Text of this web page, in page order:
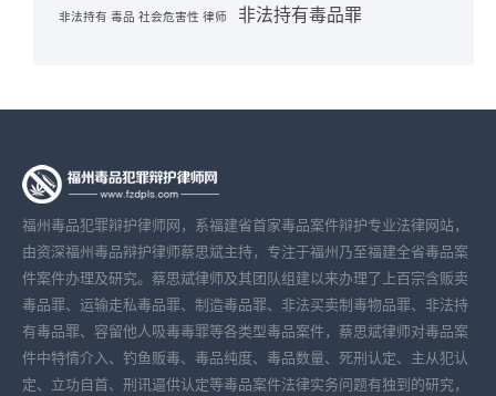
非法持有 毒品 社会危害性 律师 非法持有毒品罪
福州毒品犯罪辩护律师网，系福建省首家毒品案件辩护专业法律网站，
由资深福州毒品辩护律师蔡思斌主持，专注于福州乃至福建全省毒品案
件案件办理及研究。蔡思斌律师及其团队组建以来办理了上百宗含贩卖
毒品罪、运输走私毒品罪、制造毒品罪、非法买卖制毒物品罪、非法持
有毒品罪、容留他人吸毒毒罪等各类型毒品案件，蔡思斌律师对毒品案
件中特情介入、钓鱼贩毒、毒品纯度、毒品数量、死刑认定、主从犯认
定、立功自首、刑讯逼供认定等毒品案件法律实务问题有独到的研究，